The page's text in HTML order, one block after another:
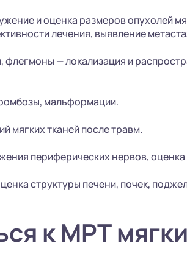
и оценка размеров опухолей
лечения, выявление
флегмоны — локализация и
мальформации.
мягких тканей после травм.
периферических нервов,
структуры печени, почек,
к МРТ